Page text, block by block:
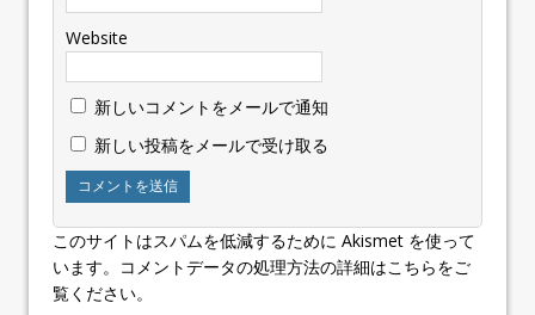
Website
新しいコメントをメールで通知
新しい投稿をメールで受け取る
このサイトはスパムを低減するために Akismet を使って
います。 コメントデータの処理方法の詳細はこちらをご
覧ください。